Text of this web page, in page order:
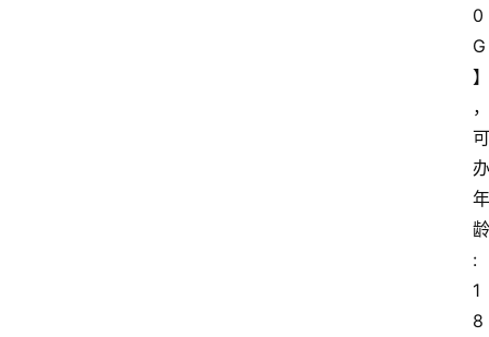
0
G
】
，
可
办
年
龄
:
1
8